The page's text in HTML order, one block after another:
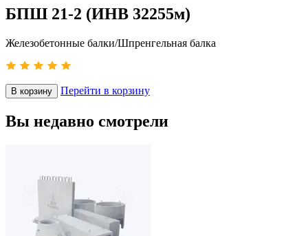
БПШ 21-2 (ИНВ 32255м)
Железобетонные балки/Шпренгельная балка
В корзину Перейти в корзину
Вы недавно смотрели